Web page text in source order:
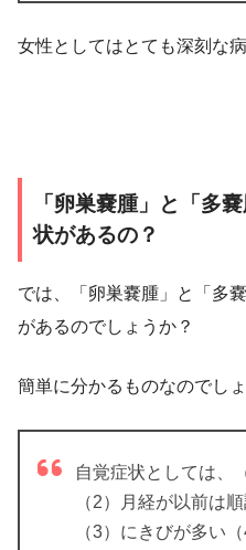
女性としてはとても深刻な
「卵巣嚢腫」と「多
状があるの？
では、「卵巣嚢腫」と「多
があるのでしょうか？
簡単に分かるものなのでし
自覚症状としては、
（2）月経が以前は
（3）にきびが多い